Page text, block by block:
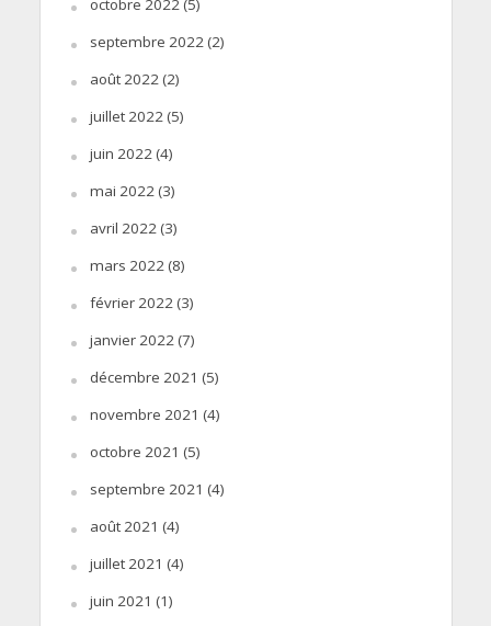
septembre 2022 (2)
août 2022 (2)
juillet 2022 (5)
juin 2022 (4)
mai 2022 (3)
avril 2022 (3)
mars 2022 (8)
février 2022 (3)
janvier 2022 (7)
décembre 2021 (5)
novembre 2021 (4)
octobre 2021 (5)
septembre 2021 (4)
août 2021 (4)
juillet 2021 (4)
juin 2021 (1)